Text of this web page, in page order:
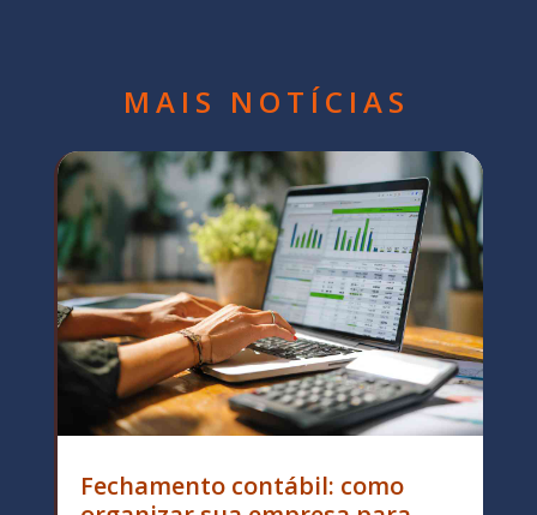
MAIS NOTÍCIAS
Fechamento contábil: como